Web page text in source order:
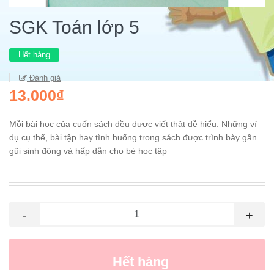
SGK Toán lớp 5
Hết hàng
Đánh giá
13.000₫
Mỗi bài học của cuốn sách đều được viết thật dễ hiểu. Những ví
dụ cụ thể, bài tập hay tình huống trong sách được trình bày gần
gũi sinh động và hấp dẫn cho bé học tập
- +
Hết hàng